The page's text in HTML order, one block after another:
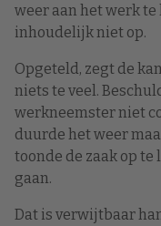
weer aan het werk
inhoudelijk niet op.
Opgeteld, zegt de
niets te veel.
werkneemster niet
duurde het weer
toonde de zaak op te
gaan.
Dat is verwijtbaar